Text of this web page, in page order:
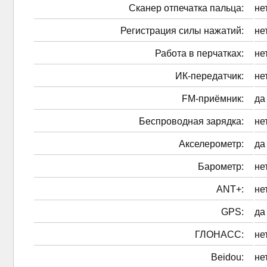
Сканер отпечатка пальца:
Регистрация силы нажатий:
Работа в перчатках:
ИК-передатчик:
FM-приёмник: да
Беспроводная зарядка:
Акселерометр: да
Барометр:
ANT+:
GPS: да
ГЛОНАСС:
Beidou: